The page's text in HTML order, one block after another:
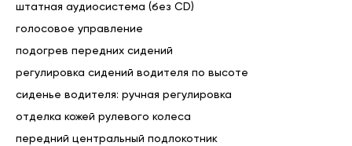
штатная аудиосистема (без CD)
голосовое управление
подогрев передних сидений
регулировка сидений водителя по высоте
сиденье водителя: ручная регулировка
отделка кожей рулевого колеса
передний центральный подлокотник